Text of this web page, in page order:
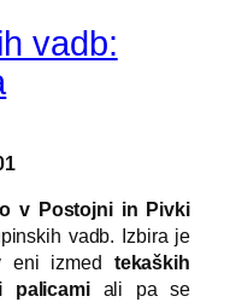
vadb:
v Postojni in Pivki
vadb. Izbira je
eni izmed tekaških
palicami ali pa se